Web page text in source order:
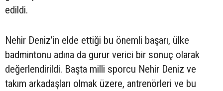
edildi.
Nehir Deniz’in elde ettiği bu önemli başarı, ülke
badmintonu adına da gurur verici bir sonuç olarak
değerlendirildi. Başta milli sporcu Nehir Deniz ve
takım arkadaşları olmak üzere, antrenörleri ve bu